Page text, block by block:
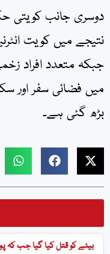
بیٹے کو قتل کیا گیا جب کہ
دوسری جانب کویتی
نتیجے میں کویت
جبکہ متعدد افراد
میں فضائی سفر اور
بڑھ گئی ہے۔